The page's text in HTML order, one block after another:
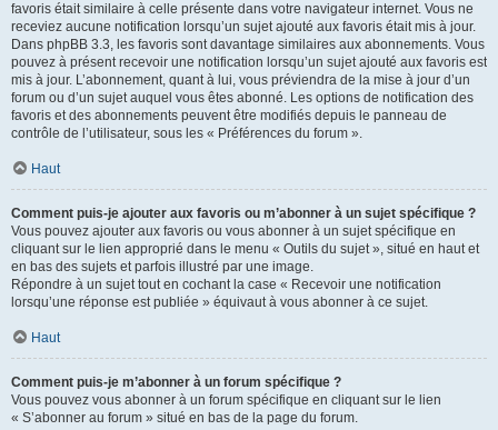
favoris était similaire à celle présente dans votre navigateur internet. Vous ne
receviez aucune notification lorsqu’un sujet ajouté aux favoris était mis à jour.
Dans phpBB 3.3, les favoris sont davantage similaires aux abonnements. Vous
pouvez à présent recevoir une notification lorsqu’un sujet ajouté aux favoris est
mis à jour. L’abonnement, quant à lui, vous préviendra de la mise à jour d’un
forum ou d’un sujet auquel vous êtes abonné. Les options de notification des
favoris et des abonnements peuvent être modifiés depuis le panneau de
contrôle de l’utilisateur, sous les « Préférences du forum ».
Haut
Comment puis-je ajouter aux favoris ou m’abonner à un sujet spécifique ?
Vous pouvez ajouter aux favoris ou vous abonner à un sujet spécifique en
cliquant sur le lien approprié dans le menu « Outils du sujet », situé en haut et
en bas des sujets et parfois illustré par une image.
Répondre à un sujet tout en cochant la case « Recevoir une notification
lorsqu’une réponse est publiée » équivaut à vous abonner à ce sujet.
Haut
Comment puis-je m’abonner à un forum spécifique ?
Vous pouvez vous abonner à un forum spécifique en cliquant sur le lien
« S’abonner au forum » situé en bas de la page du forum.